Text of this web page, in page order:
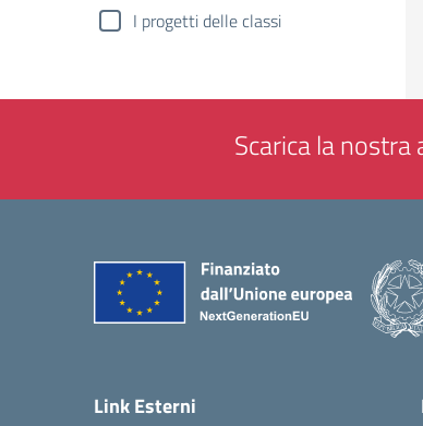
I progetti delle classi
Scarica la
Link Esterni